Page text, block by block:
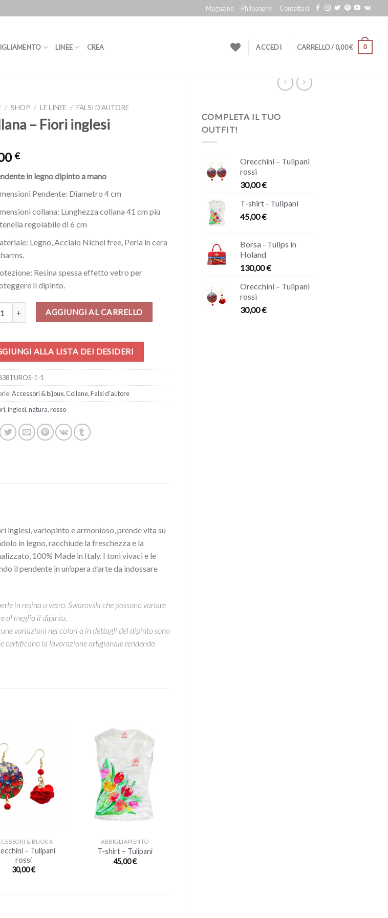
Magazine Philosophy Contattaci
LINEE CREA ACCEDI CARRELLO /0,00€ 0
COMPLETA IL TUO
OUTFIT!
Orecchini – Tulipani
rossi
30,00€
T-shirt - Tulipani
45,00€
Borsa - Tulips in
Holand
130,00€
Orecchini – Tulipani
rossi
30,00€
/ SHOP / LE LINEE / FALSI D'AUTORE
– Fiori inglesi
€
in legno dipinto a mano
Pendente: Diametro 4 cm
collana: Lunghezza collana 41 cm più
regolabile di 6 cm
Legno, Acciaio Nichel free, Perla in cera
Resina spessa effetto vetro per
il dipinto.
- Fiori inglesi quantitàAGGIUNGI AL CARRELLO
ALLA LISTA DEI DESIDERI
1-1
Accessori & bijoux, Collane,Falsi d'autore
,inglesi,natura,rosso
inglesi, variopinto e armonioso, prende vita su
in legno, racchiude la freschezza e la
100% Made in Italy. I toni vivaci e le
il pendente in un’opera d’arte da indossare
in resina o vetro, Swarovski che possono variare
al meglio il dipinto.
variazioni nei colori o in dettagli del dipinto sono
certificano la lavorazione artigianale rendendo
& BIJOUX
– Tulipani
rossi
30,00€
ABBIGLIAMENTO
T-shirt – Tulipani
45,00€